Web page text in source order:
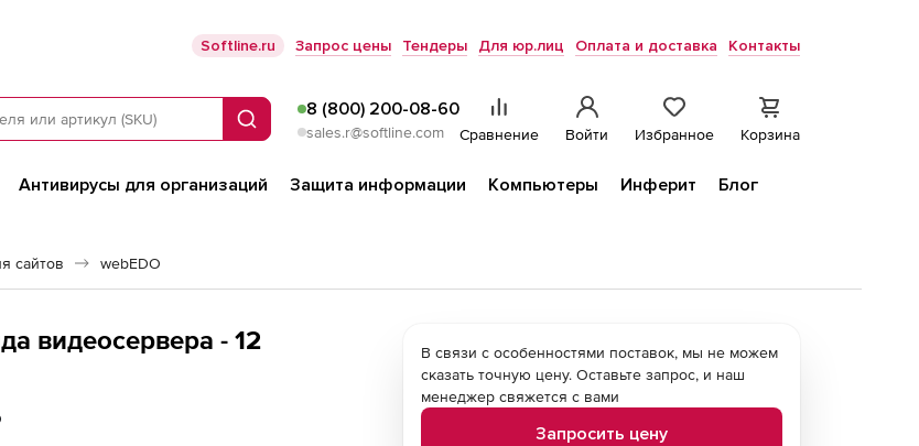
Softline.ru Запрос цены Тендеры Для юр.лиц Оплата и доставка Контакты
Поиск
8 (800) 200-08-60
sales.r@softline.com Сравнение Войти Избранное Корзина
Антивирусы для организаций Защита информации Компьютеры Инферит
Блог
сайтов webEDO
видеосервера - 12
В связи с особенностями поставок, мы не можем
сказать точную цену. Оставьте запрос, и наш
менеджер свяжется с вами
Запросить цену